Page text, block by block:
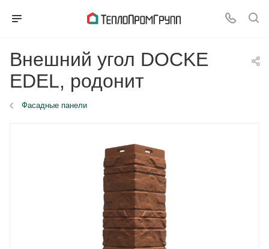
Внешний угол DOCKE
EDEL, родонит
Фасадные панели